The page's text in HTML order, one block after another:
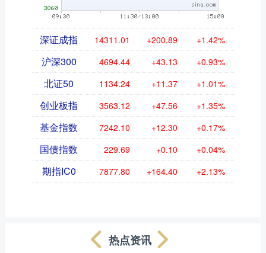
深证成指 14311.01 +200.89 +1.42%
沪深300 4694.44 +43.13 +0.93%
北证50 1134.24 +11.37 +1.01%
创业板指 3563.12 +47.56 +1.35%
基金指数 7242.10 +12.30 +0.17%
国债指数 229.69 +0.10 +0.04%
期指IC0 7877.80 +164.40 +2.13%
热点资讯